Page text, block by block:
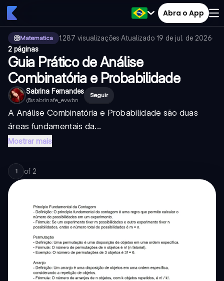
Abra o App
Matematica 1.287 visualizações·Atualizado 19 de jul. de 2026·
2 páginas
Guia Prático de Análise
Combinatória e Probabilidade
Sabrina Fernandes
@sabrinafe_evwbn
Seguir
A Análise Combinatória e Probabilidade são duas
áreas fundamentais da...
Mostrar mais
1 of 2